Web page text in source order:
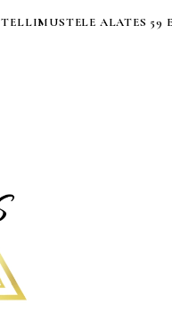
TELLIMUSTELE ALATES 59